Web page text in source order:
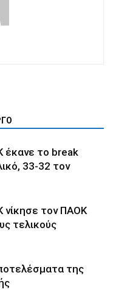
έκανε το break
33-32 τον
νίκησε τον ΠΑΟΚ
τελικούς
της